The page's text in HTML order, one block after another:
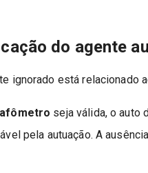
do agente
ignorado está relacionado
seja válida, o auto
pela autuação. A